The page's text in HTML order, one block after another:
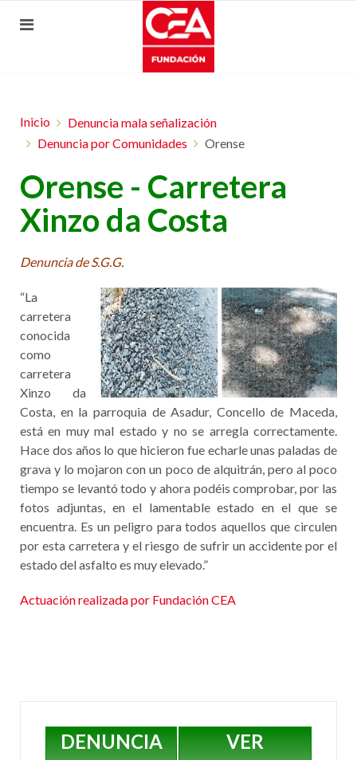
Inicio
Denuncia mala señalización
Denuncia por Comunidades
Orense
Orense - Carretera
Xinzo da Costa
Denuncia de S.G.G.
“La
carretera
conocida
como
carretera
Xinzo da
Costa, en la parroquia de Asadur, Concello de Maceda,
está en muy mal estado y no se arregla correctamente.
Hace dos años lo que hicieron fue echarle unas paladas de
grava y lo mojaron con un poco de alquitrán, pero al poco
tiempo se levantó todo y ahora podéis comprobar, por las
fotos adjuntas, en el lamentable estado en el que se
encuentra. Es un peligro para todos aquellos que circulen
por esta carretera y el riesgo de sufrir un accidente por el
estado del asfalto es muy elevado.”
Actuación realizada por Fundación CEA
DENUNCIA
VER